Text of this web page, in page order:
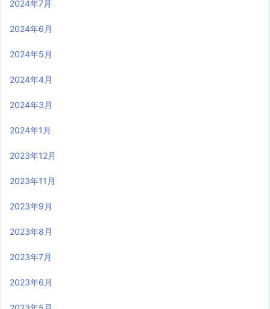
2024年7月
2024年6月
2024年5月
2024年4月
2024年3月
2024年1月
2023年12月
2023年11月
2023年9月
2023年8月
2023年7月
2023年6月